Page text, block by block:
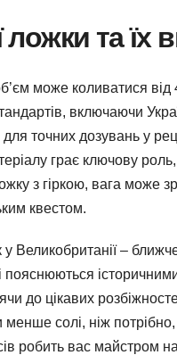
та їх
може коливатися від
включаючи
точних дозувань у
грає ключову
з гіркою, вага може
квестом.
Великобританії –
пояснюються
до цікавих
солі, ніж потрібно,
робить вас майстром на